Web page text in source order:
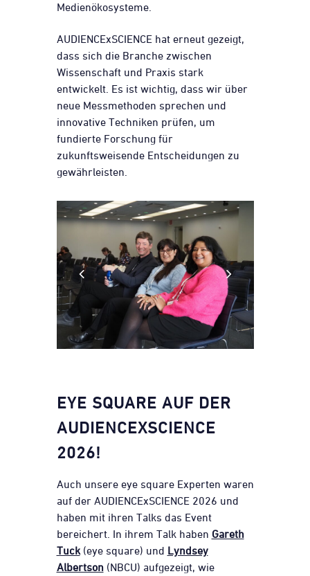
Medienökosysteme.
AUDIENCExSCIENCE hat erneut gezeigt,
dass sich die Branche zwischen
Wissenschaft und Praxis stark
entwickelt. Es ist wichtig, dass wir über
neue Messmethoden sprechen und
innovative Techniken prüfen, um
fundierte Forschung für
zukunftsweisende Entscheidungen zu
gewährleisten.
EYE SQUARE AUF DER
AUDIENCEXSCIENCE
2026!
Auch unsere eye square Experten waren
auf der AUDIENCExSCIENCE 2026 und
haben mit ihren Talks das Event
bereichert. In ihrem Talk haben Gareth
Tuck(eye square) und Lyndsey
Albertson(NBCU) aufgezeigt, wie